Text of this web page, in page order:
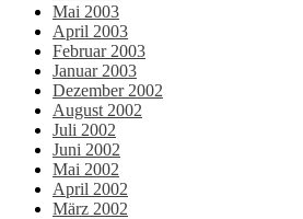
Mai 2003
April 2003
Februar 2003
Januar 2003
Dezember 2002
August 2002
Juli 2002
Juni 2002
Mai 2002
April 2002
März 2002